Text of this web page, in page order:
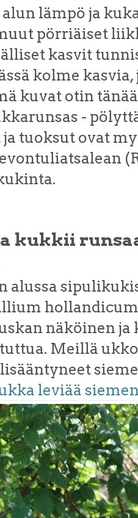
lämpö ja
pörriäiset
kasvit
kolme
kuvat otin
-
ja tuoksut ovat
kukkii
alussa
näköinen
Meillä
leviää